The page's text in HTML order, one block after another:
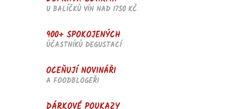
U BALÍČKŮ VÍN NAD 1750 KČ
900+ SPOKOJENÝCH
ÚČASTNÍKŮ DEGUSTACÍ
OCEŇUJÍ NOVINÁŘI
A FOODBLOGEŘI
DÁRKOVÉ POUKAZY